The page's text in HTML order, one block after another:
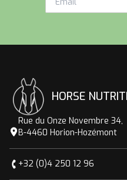
HORSE
Rue du Onze Novembre 34,
B-4460 Horion-Hozémont
+32 (0)4 250 12 96